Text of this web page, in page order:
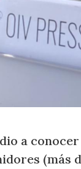
a
(más